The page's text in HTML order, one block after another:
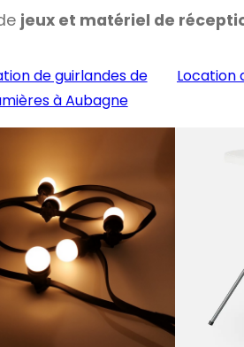
jeux et matériel de
de guirlandes de
à Aubagne
Location